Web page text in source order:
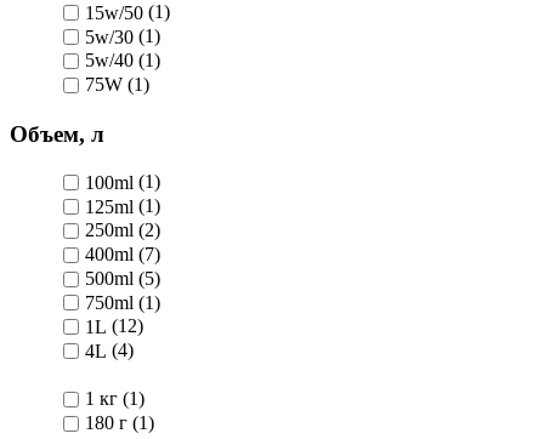
15w/50 (1)
5w/30 (1)
5w/40 (1)
75W (1)
Объем, л
100ml (1)
125ml (1)
250ml (2)
400ml (7)
500ml (5)
750ml (1)
1L (12)
4L (4)
1 кг (1)
180 г (1)